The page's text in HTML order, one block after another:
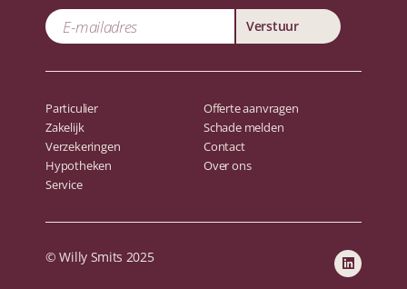
Verstuur
Particulier
Zakelijk
Verzekeringen
Hypotheken
Service
Offerte aanvragen
Schade melden
Contact
Over ons
© Willy Smits 2025